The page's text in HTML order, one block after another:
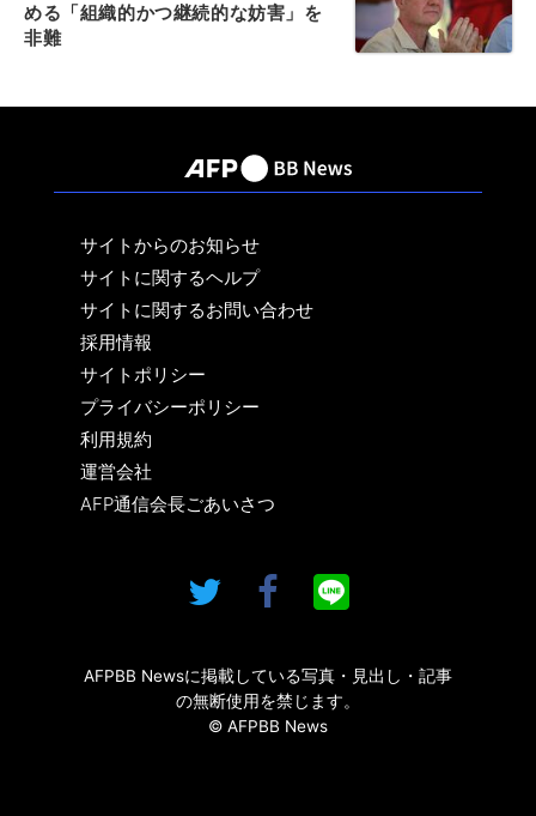
める「組織的かつ継続的な妨害」を
非難
サイトからのお知らせ
サイトに関するヘルプ
サイトに関するお問い合わせ
採用情報
サイトポリシー
プライバシーポリシー
利用規約
運営会社
AFP通信会長ごあいさつ
AFPBB Newsに掲載している写真・見出し・記事
の無断使用を禁じます。
© AFPBB News